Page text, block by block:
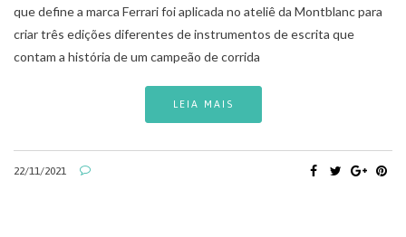
que define a marca Ferrari foi aplicada no ateliê da Montblanc para
criar três edições diferentes de instrumentos de escrita que
contam a história de um campeão de corrida
LEIA MAIS
22/11/2021